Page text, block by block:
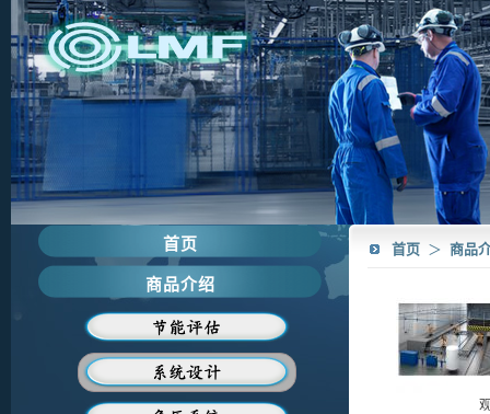
首页 ＞ 商品
首页
商品介绍